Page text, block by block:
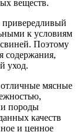
веществ.
привередливый
к условиям
Поэтому
содержания,
уход.
отличные мясные
породы
качеств
и ценное